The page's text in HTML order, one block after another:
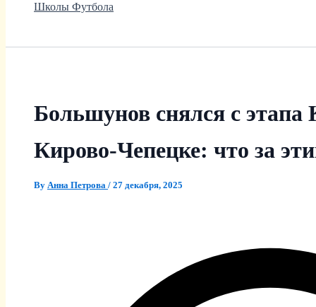
Школы Футбола
Большунов снялся с этапа
Кирово-Чепецке: что за
By Анна Петрова / 27 декабря, 2025